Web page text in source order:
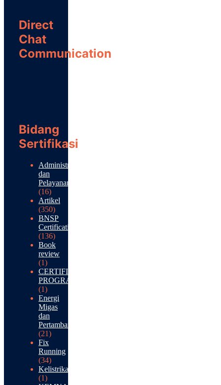
Direct
Chat
Communication
Bidang
Sertifikasi
Administrasi
dan
Pelayanan
(16)
Artikel
(350)
BNSP
Certification
(136)
Book
review
(1)
CERTIFICATION
PROGRAM
(1)
Energi
Migas
dan
Pertambangan
(21)
Fix
Running
(34)
Kelistrikan
(1)